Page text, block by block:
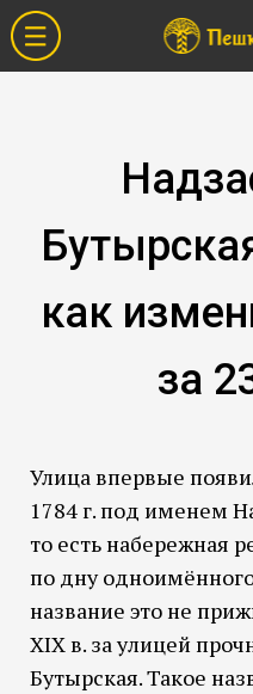
как
за
Улица впервые
1784 г. под именем
то есть набережная
по дну
название это не
XIX в. за улицей
Бутырская. Такое